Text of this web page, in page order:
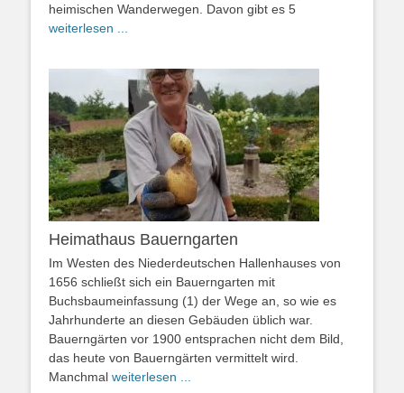
heimischen Wanderwegen. Davon gibt es 5
weiterlesen ...
Heimathaus Bauerngarten
Im Westen des Niederdeutschen Hallenhauses von
1656 schließt sich ein Bauerngarten mit
Buchsbaumeinfassung (1) der Wege an, so wie es
Jahrhunderte an diesen Gebäuden üblich war.
Bauerngärten vor 1900 entsprachen nicht dem Bild,
das heute von Bauerngärten vermittelt wird.
Manchmal weiterlesen ...